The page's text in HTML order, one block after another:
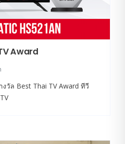
Award
งวัล Best Thai TV Award ทีวี